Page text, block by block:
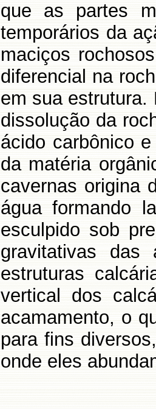
que as partes
temporários da
maciços
diferencial na
em sua estrutura.
dissolução da
ácido carbônico
da matéria
cavernas origina
água formando
esculpido sob
gravitativas
estruturas
vertical dos
acamamento, o
para fins
onde eles